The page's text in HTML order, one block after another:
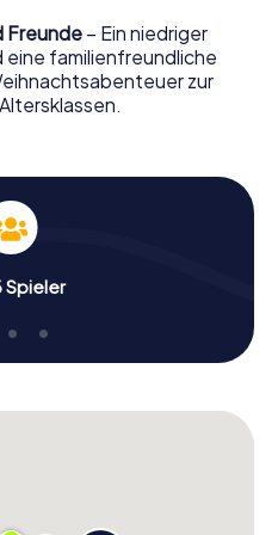
Sie Ihren Kollegen also
des Jahres und planen Sie
Ihrer
Freunde – Ein niedriger
familienfreundliche
zur